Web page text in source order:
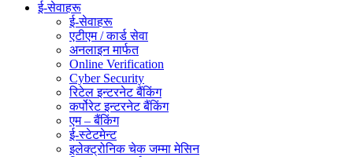
ई-सेवाहरू
ई-सेवाहरू
एटीएम / कार्ड सेवा
अनलाइन मार्फत
Online Verification
Cyber Security
रिटेल इन्टरनेट बैंकिंग
कर्पोरेट इन्टरनेट बैंकिंग
एम – बैंकिंग
ई-स्टेटमेन्ट
इलेक्ट्रोनिक चेक जम्मा मेसिन